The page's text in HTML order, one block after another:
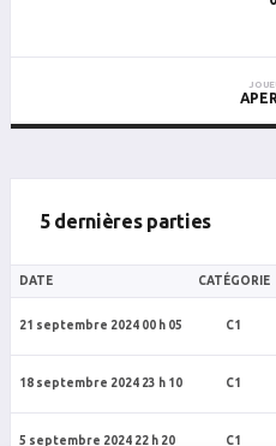
5 dernières parties
DATE CATÉGORIE
21 septembre 2024 00 h 05 C1
18 septembre 2024 23 h 10 C1
5 septembre 2024 22 h 20 C1